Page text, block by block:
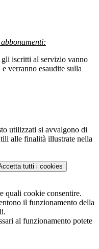
iscritti al servizio vanno
verranno esaudite sulla
utilizzati si avvalgono di
alle finalità illustrate nella
tutti i cookies
quali cookie consentire.
il funzionamento della
al funzionamento potete